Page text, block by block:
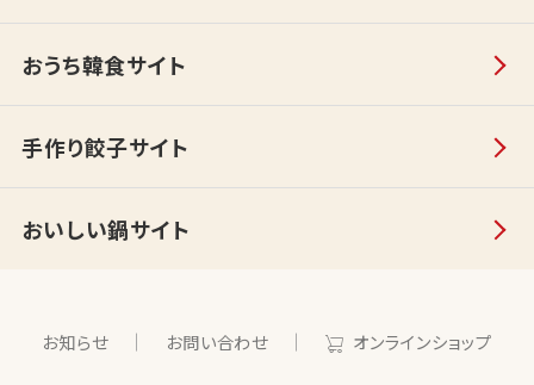
おうち韓食サイト
手作り餃子サイト
おいしい鍋サイト
お知らせ お問い合わせ オンラインショップ